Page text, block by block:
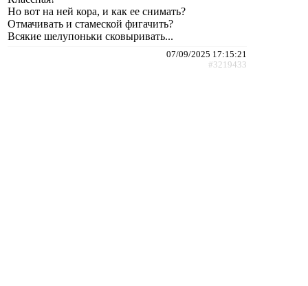
Но вот на ней кора, и как ее снимать?
Отмачивать и стамеской фигачить?
Всякие шелупоньки сковыривать...
07/09/2025 17:15:21
#3219433